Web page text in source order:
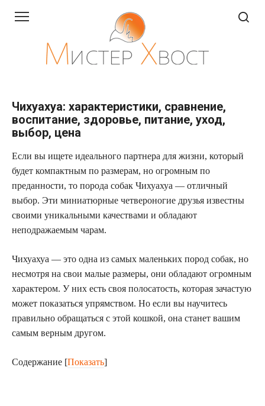
Чихуахуа: характеристики, сравнение,
воспитание, здоровье, питание, уход,
выбор, цена
Если вы ищете идеального партнера для жизни, который
будет компактным по размерам, но огромным по
преданности, то порода собак Чихуахуа — отличный
выбор. Эти миниатюрные четвероногие друзья известны
своими уникальными качествами и обладают
неподражаемым чарам.
Чихуахуа — это одна из самых маленьких пород собак, но
несмотря на свои малые размеры, они обладают огромным
характером. У них есть своя полосатость, которая зачастую
может показаться упрямством. Но если вы научитесь
правильно обращаться с этой кошкой, она станет вашим
самым верным другом.
Содержание [Показать]